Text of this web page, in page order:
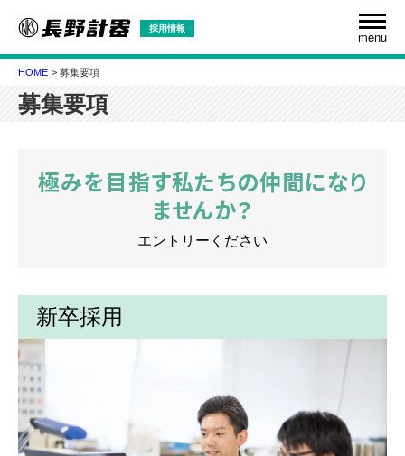
採用情報 menu
HOME 募集要項
募集要項
極みを目指す私たちの仲間になり
ませんか？
エントリーください
新卒採用